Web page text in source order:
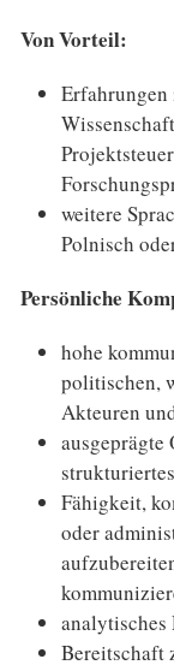
Von Vorteil:
Erfahrungen
weitere
Polnisch
Persönliche
hohe
politischen,
Akteuren
Fähigkeit,
oder
analytisches
Bereitschaft